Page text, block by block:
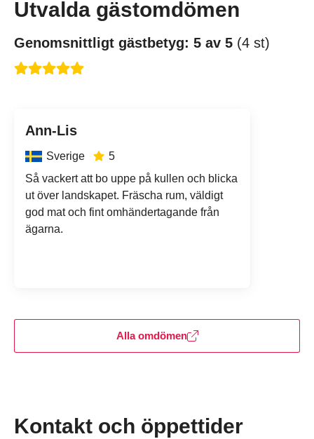
Utvalda gästomdömen
Genomsnittligt gästbetyg: 5 av 5 (4 st)
Ann-Lis
Land:
Sverige
5
Så vackert att bo uppe på kullen och blicka
ut över landskapet. Fräscha rum, väldigt
god mat och fint omhändertagande från
ägarna.
Alla omdömen
Kontakt och öppettider